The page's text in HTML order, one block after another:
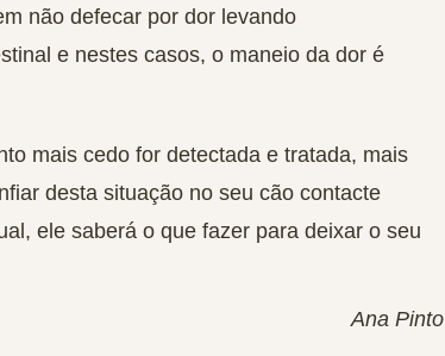
não defecar por dor levando
e nestes casos, o maneio da dor é
mais cedo for detectada e tratada, mais
desta situação no seu cão contacte
ele saberá o que fazer para deixar o seu
Ana Pinto